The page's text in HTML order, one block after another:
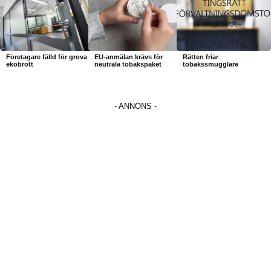
Företagare fälld för grova
ekobrott
EU-anmälan krävs för
neutrala tobakspaket
Rätten friar
tobakssmugglare